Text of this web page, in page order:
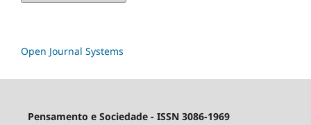
Open Journal Systems
Pensamento e Sociedade - ISSN 3086-1969